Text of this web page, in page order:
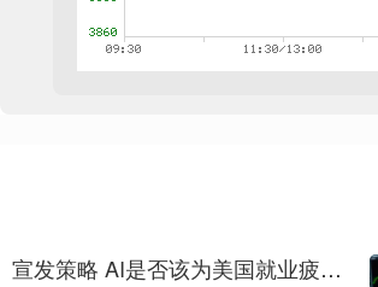
宣发策略 AI是否该为美国就业疲软“背锅”？